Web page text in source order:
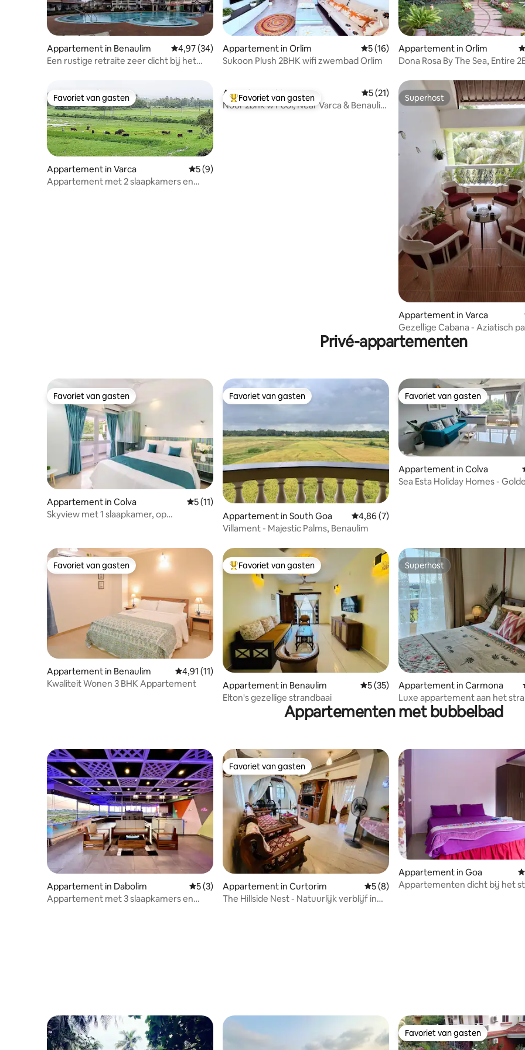
Appartement in Benaulim Gemiddelde beoordeling van 4,97 op 5, 34 recensies
4,97 (34)
Een rustige retraite zeer dicht bij het
Appartement in Orlim Gemiddelde beoordeling van 5 op 5, 16
5 (16)
Sukoon Plush 2BHK wifi zwembad Orlim
Appartement in Orlim
Dona Rosa By The Sea, Entire
Favoriet van gasten
Favoriet van gasten
Appartement in Varca Gemiddelde beoordeling van 5 op 5, 9 recensies
5 (9)
Appartement met 2 slaapkamers en
Topfavoriet van gasten
Favoriet van gasten
Appartement in Varca Gemiddelde beoordeling van 5 op 5, 21
5 (21)
Noor 2bhk w Pool, Near Varca & Benaulim
Superhost
Superhost
Appartement in Varca
Gezellige Cabana - Aziatisch
Privé-appartementen
Favoriet van gasten
Favoriet van gasten
Appartement in Colva Gemiddelde beoordeling van 5 op 5, 11 recensies
5 (11)
Skyview met 1 slaapkamer, op
Favoriet van gasten
Favoriet van gasten
Appartement in South Goa Gemiddelde beoordeling van 4,86 op 5, 7
4,86 (7)
Villament - Majestic Palms, Benaulim
Favoriet van gasten
Favoriet van gasten
Appartement in Colva
Sea Esta Holiday Homes -
Favoriet van gasten
Favoriet van gasten
Appartement in Benaulim Gemiddelde beoordeling van 4,91 op 5, 11 recensies
4,91 (11)
Kwaliteit Wonen 3 BHK Appartement
Topfavoriet van gasten
Favoriet van gasten
Appartement in Benaulim Gemiddelde beoordeling van 5 op 5, 35
5 (35)
Elton's gezellige strandbaai
Superhost
Superhost
Appartement in Carmona
Luxe appartement aan het
Zalor, Goa
Appartementen met bubbelbad
Appartement in Dabolim Gemiddelde beoordeling van 5 op 5, 3 recensies
5 (3)
Appartement met 3 slaapkamers en
Favoriet van gasten
Favoriet van gasten
Appartement in Curtorim Gemiddelde beoordeling van 5 op 5, 8
5 (8)
The Hillside Nest - Natuurlijk verblijf in
Appartement in Goa
Appartementen dicht bij het
Favoriet van gasten
Favoriet van gasten